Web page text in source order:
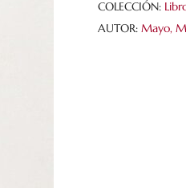
COLECCIÓN:
AUTOR: Mayo,